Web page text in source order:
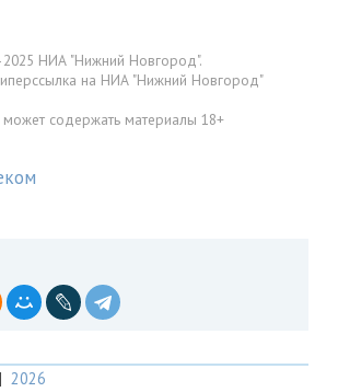
НИА "Нижний Новгород".
на НИА "Нижний Новгород"
содержать материалы 18+
| 2026